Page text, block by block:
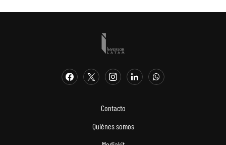
Contacto
Quiénes somos